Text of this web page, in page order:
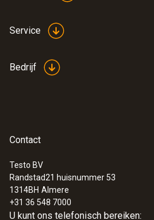
:0572 1904
testo 190-T4 - CFR
datalogger met twee
Service
Bedrijf
Contact
Testo BV
Randstad21 huisnummer 53
1314BH Almere
+31 36 548 7000
U kunt ons telefonisch bereiken: